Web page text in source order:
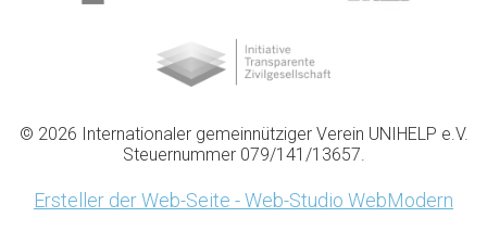
© 2026 Internationaler gemeinnütziger Verein UNIHELP e.V.
Steuernummer 079/141/13657.
Ersteller der Web-Seite - Web-Studio WebModern